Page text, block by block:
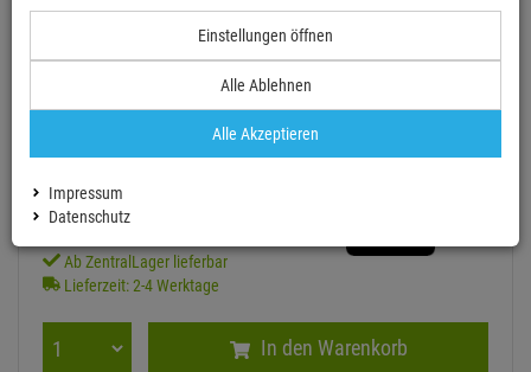
EUROPALMS LEICHTSIN BOWL-15, rot,
Artikel-Nummer:83011823
/ Monat
27,90 €
inkl. MwSt. zzgl Versand - frei ab 90,-€ in DE
Ab ZentralLager lieferbar
Lieferzeit: 2-4 Werktage
In den Warenkorb
Einstellungen öffnen
Alle Ablehnen
Alle Akzeptieren
Impressum
Datenschutz